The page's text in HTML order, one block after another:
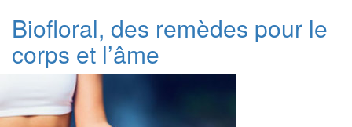
Biofloral, des remèdes pour le
corps et l’âme